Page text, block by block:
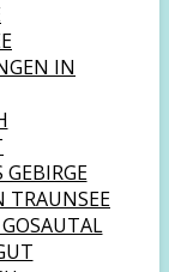
IN
TRAUNSEE